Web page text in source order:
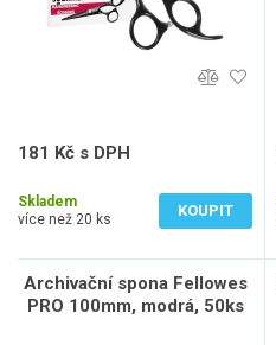
181 Kč s DPH
Skladem
více než 20 ks
KOUPIT
Archivační spona Fellowes
PRO 100mm, modrá, 50ks